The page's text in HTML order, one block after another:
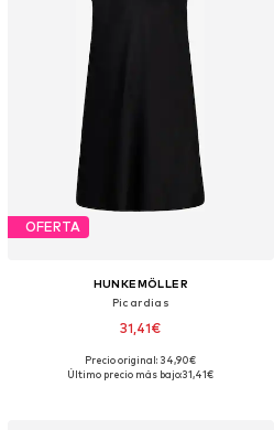
OFERTA
HUNKEMÖLLER
Picardias
31,41€
Tallas disponibles: 36, 38, 40, 42, 44
Precio original: 34,90€
Último precio más bajo:31,41€